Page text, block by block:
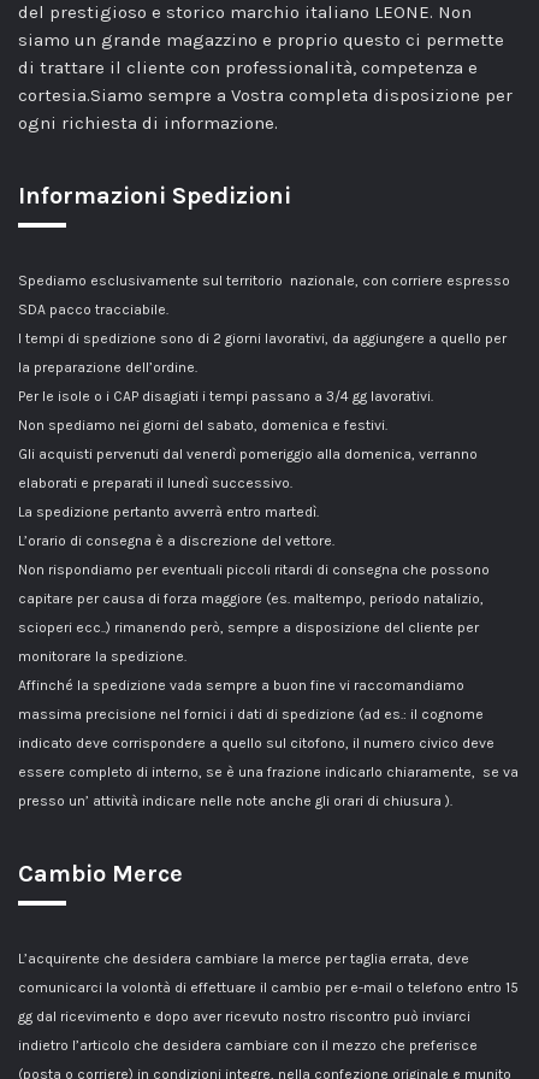
del prestigioso e storico marchio italiano LEONE. Non
siamo un grande magazzino e proprio questo ci permette
di trattare il cliente con professionalità, competenza e
cortesia.Siamo sempre a Vostra completa disposizione per
ogni richiesta di informazione.
Informazioni Spedizioni
Spediamo esclusivamente sul territorio nazionale, con corriere espresso
SDA pacco tracciabile.
I tempi di spedizione sono di 2 giorni lavorativi, da aggiungere a quello per
la preparazione dell’ordine.
Per le isole o i CAP disagiati i tempi passano a 3/4 gg lavorativi.
Non spediamo nei giorni del sabato, domenica e festivi.
Gli acquisti pervenuti dal venerdì pomeriggio alla domenica, verranno
elaborati e preparati il lunedì successivo.
La spedizione pertanto avverrà entro martedì.
L’orario di consegna è a discrezione del vettore.
Non rispondiamo per eventuali piccoli ritardi di consegna che possono
capitare per causa di forza maggiore (es. maltempo, periodo natalizio,
scioperi ecc..) rimanendo però, sempre a disposizione del cliente per
monitorare la spedizione.
Affinché la spedizione vada sempre a buon fine vi raccomandiamo
massima precisione nel fornici i dati di spedizione (ad es.: il cognome
indicato deve corrispondere a quello sul citofono, il numero civico deve
essere completo di interno, se è una frazione indicarlo chiaramente, se va
presso un’ attività indicare nelle note anche gli orari di chiusura ).
Cambio Merce
L’acquirente che desidera cambiare la merce per taglia errata, deve
comunicarci la volontà di effettuare il cambio per e-mail o telefono entro 15
gg dal ricevimento e dopo aver ricevuto nostro riscontro può inviarci
indietro l’articolo che desidera cambiare con il mezzo che preferisce
(posta o corriere) in condizioni integre, nella confezione originale e munito